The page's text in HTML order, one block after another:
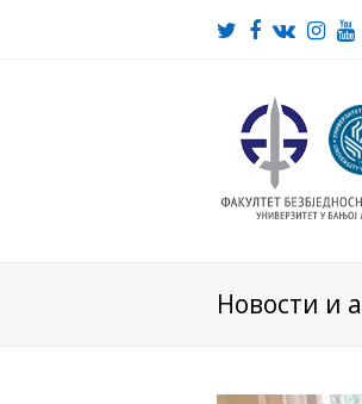
Twitter
Facebook
VK
Новости и